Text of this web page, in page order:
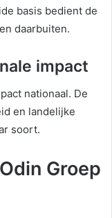
basis bedient de
daarbuiten.
impact
nationaal. De
en landelijke
soort.
Groep